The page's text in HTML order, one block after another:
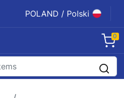
POLAND / Polski
0